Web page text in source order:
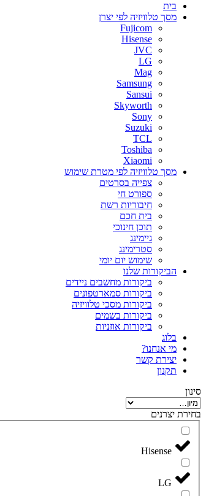
בית
מסך טלוויזיה לפי יצרן
Fujicom
Hisense
JVC
LG
Mag
Samsung
Sansui
Skyworth
Sony
Suzuki
TCL
Toshiba
Xiaomi
מסך טלוויזיה לפי מטרת שימוש
צפייה בסרטים
ספורט חי
חיבוריות רשת
בית חכם
תוכן חינוכי
גיימינג
סטרימינג
שימוש יום יומי
הביקורות שלנו
ביקורות מחשבים ניידים
ביקורות סמארטפונים
ביקורות מסכי טלוויזיה
ביקורות בשמים
ביקורות אוזניות
בלוג
מי אנחנו?
יצירת קשר
תקנון
סינון
בחירת יצרנים
Hisense
LG